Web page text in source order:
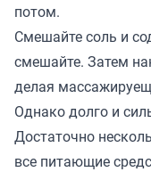
потом.
Смешайте соль и
смешайте. Затем
делая
Однако долго и
Достаточно
все питающие